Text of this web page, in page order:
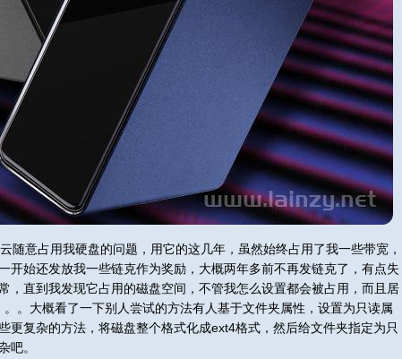
意占用我硬盘的问题，用它的这几年，虽然始终占用了我一些带宽，
开始还发放我一些链克作为奖励，大概两年多前不再发链克了，有点失
，直到我发现它占用的磁盘空间，不管我怎么设置都会被占用，而且居
。大概看了一下别人尝试的方法有人基于文件夹属性，设置为只读属
更复杂的方法，将磁盘整个格式化成ext4格式，然后给文件夹指定为只
吧。